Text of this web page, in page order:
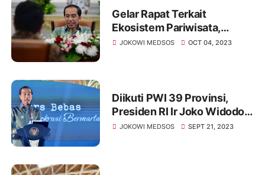
Gelar Rapat Terkait
Ekosistem Pariwisata,
Presiden Instruksikan
JOKOWI MEDSOS OCT 04, 2023
Diikuti PWI 39 Provinsi,
Presiden RI Ir Joko Widodo
Direncanakan Buka Kongres
JOKOWI MEDSOS SEPT 21, 2023